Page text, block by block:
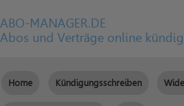
ABO-MANAGER.DE
Abos und Verträge online
Home Kündigungsschreiben